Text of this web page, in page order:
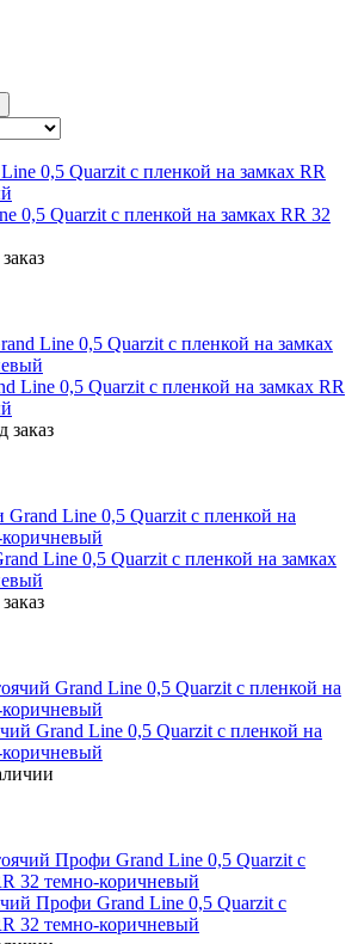
0,5 Quarzit с пленкой на замках RR 32
Line 0,5 Quarzit с пленкой на замках RR
заказ
Line 0,5 Quarzit с пленкой на замках
Grand Line 0,5 Quarzit с пленкой на
Профи Grand Line 0,5 Quarzit с
32 темно-коричневый